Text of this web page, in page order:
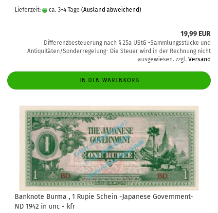
Lieferzeit: ca. 3-4 Tage (Ausland abweichend)
19,99 EUR
Differenzbesteuerung nach § 25a UStG -Sammlungsstücke und
Antiquitäten/Sonderregelung- Die Steuer wird in der Rechnung nicht
ausgewiesen. zzgl. Versand
IN DEN WARENKORB
Banknote Burma , 1 Rupie Schein -Japanese Government-
ND 1942 in unc - kfr